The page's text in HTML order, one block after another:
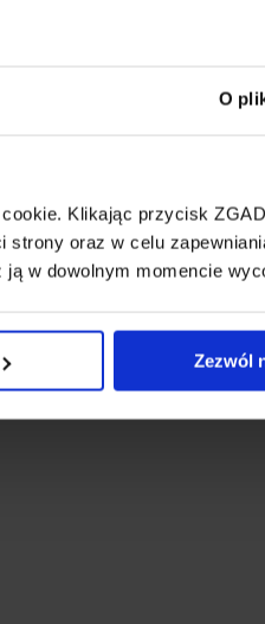
O
Klikając przycisk
strony oraz w celu
w dowolnym momencie
Zezwól